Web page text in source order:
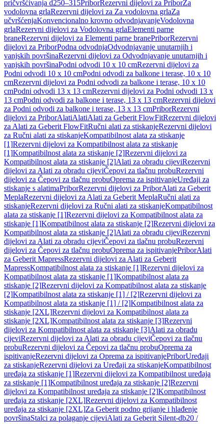
pričvršćivanja d250–315PriborRezervni dijelovi za PriborZa
vodolovna grlaRezervni dijelovi za Za vodolovna grlaZa
učvršćenjaKonvencionalno krovno odvodnjavanjeVodolovna
grlaRezervni dijelovi za Vodolovna grlaElementi parne
braneRezervni dijelovi za Elementi parne branePriborRezervni
dijelovi za PriborPodna odvodnjaOdvodnjavanje unutarnjih i
vanjskih površinaRezervni dijelovi za Odvodnjavanje unutarnjih i
vanjskih površinaPodni odvodi 10 x 10 cmRezervni dijelovi za
Podni odvodi 10 x 10 cmPodni odvodi za balkone i terase, 10 x 10
cmRezervni dijelovi za Podni odvodi za balkone i terase, 10 x 10
cmPodni odvodi 13 x 13 cmRezervni dijelovi za Podni odvodi 13 x
13 cmPodni odvodi za balkone i terase, 13 x 13 cmRezervni dijelovi
za Podni odvodi za balkone i terase, 13 x 13 cmPriborRezervni
dijelovi za PriborAlatiAlatiAlati za Geberit FlowFitRezervni dijelovi
za Alati za Geberit FlowFitRučni alati za stiskanjeRezervni dijelovi
za Ručni alati za stiskanjeKompatibilnost alata za stiskanje
[1]Rezervni dijelovi za Kompatibilnost alata za stiskanje
[1]Kompatibilnost alata za stiskanje [2]Rezervni dijelovi za
Kompatibilnost alata za stiskanje [2]Alati za obradu cijeviRezervni
dijelovi za Alati za obradu cijeviČepovi za tlačnu probuRezervni
dijelovi za Čepovi za tlačnu probuOprema za ispitivanjeUređaji za
stiskanje s alatimaPriborRezervni dijelovi za PriborAlati za Geberit
MeplaRezervni dijelovi za Alati za Geberit MeplaRučni alati za
stiskanjeRezervni dijelovi za Ručni alati za stiskanjeKompatibilnost
alata za stiskanje [1]Rezervni dijelovi za Kompatibilnost alata za
stiskanje [1]Kompatibilnost alata za stiskanje [2]Rezervni dijelovi za
Kompatibilnost alata za stiskanje [2]Alati za obradu cijeviRezervni
dijelovi za Alati za obradu cijeviČepovi za tlačnu probuRezervni
dijelovi za Čepovi za tlačnu probuOprema za ispitivanjePriborAlati
za Geberit MapressRezervni dijelovi za Alati za Geberit
MapressKompatibilnost alata za stiskanje [1]Rezervni dijelovi za
Kompatibilnost alata za stiskanje [1]Kompatibilnost alata za
stiskanje [2]Rezervni dijelovi za Kompatibilnost alata za stiskanje
[2]Kompatibilnost alata za stiskanje [1] / [2]Rezervni dijelovi za
Kompatibilnost alata za stiskanje [1] / [2]Kompatibilnost alata za
stiskanje [2XL]Rezervni dijelovi za Kompatibilnost alata za
stiskanje [2XL]Kompatibilnost alata za stiskanje [3]Rezervni
dijelovi za Kompatibilnost alata za stiskanje [3]Alati za obradu
cijeviRezervni dijelovi za Alati za obradu cijeviČepovi za tlačnu
probuRezervni dijelovi za Čepovi za tlačnu probuOprema za
ispitivanjeRezervni dijelovi za Oprema za ispitivanjePriborUređaji
za stiskanjeRezervni dijelovi za Uređaji za stiskanjeKompatibilnost
uređaja za stiskanje [1]Rezervni dijelovi za Kompatibilnost uređaja
za stiskanje [1]Kompatibilnost uređaja za stiskanje [2]Rezervni
dijelovi za Kompatibilnost uređaja za stiskanje [2]Kompatibilnost
uređaja za stiskanje [2XL]Rezervni dijelovi za Kompatibilnost
uređaja za stiskanje [2XL]Za Geberit podno grijanje i hlađenje
površinaStalci za polaganje cijeviAlati za Geberit Silent-db20 /